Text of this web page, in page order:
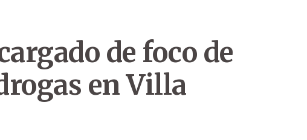
de foco de
en Villa